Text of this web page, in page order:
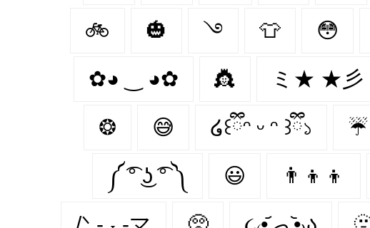
🚲 🎃 ࿓ 👕 😳
✿◕ ‿ ◕✿ 👸 ミ★ ★彡
❂ 😅 ໒꒰ྀིᵔ ᵕ ᵔ ꒱ྀི১ ☔
༼ ͡° ͜ʖ ͡° ༽ 😃 👨‍👦‍👦